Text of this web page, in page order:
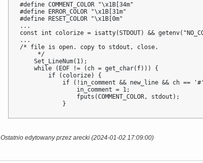
#define COMMENT_COLOR "\x1B[34m"
#define ERROR_COLOR "\x1B[31m"
#define RESET_COLOR "\x1B[0m"
...
const int colorize = isatty(STDOUT) &&
...
/* file is open. copy to stdout, close.
     */
    Set_LineNum(1);
    while (EOF != (ch = get_char(f))) {
        if (colorize) {
if (!in_comment && new_line && ch ==
                in_comment = 1;
                fputs(COMMENT_COLOR, stdout);
            }
Ostatnio edytowany przez arecki (2024-01-02 17:09:00)